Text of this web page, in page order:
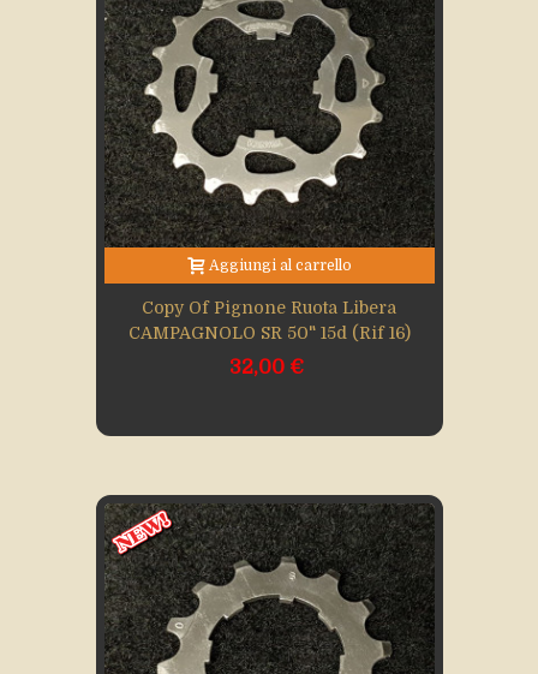
Aggiungi al carrello
Copy Of Pignone Ruota Libera
CAMPAGNOLO SR 50" 15d (Rif 16)
32,00 €